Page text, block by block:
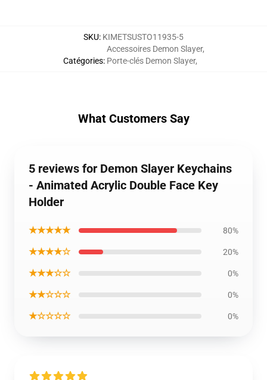
SKU: KIMETSUSTO11935-5
Catégories:
Accessoires Demon Slayer,
Porte-clés Demon Slayer,
What Customers Say
5 reviews for Demon Slayer Keychains
- Animated Acrylic Double Face Key
Holder
★★★★★ 80%
★★★★☆ 20%
★★★☆☆ 0%
★★☆☆☆ 0%
★☆☆☆☆ 0%